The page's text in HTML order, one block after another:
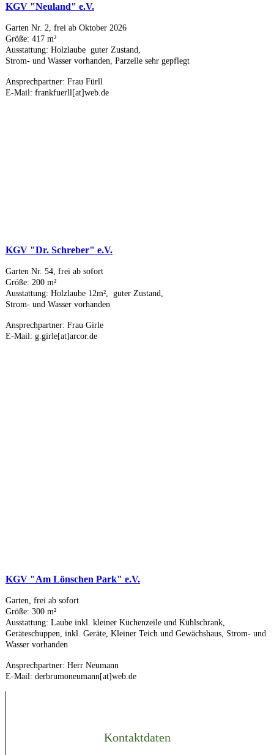
KGV "Neuland" e.V.
Garten Nr. 2, frei ab Oktober 2026
Größe: 417 m²
Ausstattung: Holzlaube guter Zustand,
Strom- und Wasser vorhanden, Parzelle sehr gepflegt
Ansprechpartner: Frau Fürll
E-Mail: frankfuerll[at]web.de
KGV "Dr. Schreber" e.V.
Garten Nr. 54, frei ab sofort
Größe: 200 m²
Ausstattung: Holzlaube 12m², guter Zustand,
Strom- und Wasser vorhanden
Ansprechpartner: Frau Girle
E-Mail: g.girle[at]arcor.de
KGV "Am Lönschen Park" e.V.
Garten, frei ab sofort
Größe: 300 m²
Ausstattung: Laube inkl. kleiner Küchenzeile und Kühlschrank,
Geräteschuppen, inkl. Geräte, Kleiner Teich und Gewächshaus, Strom- und
Wasser vorhanden
Ansprechpartner: Herr Neumann
E-Mail: derbrumoneumann[at]web.de
Kontaktdaten